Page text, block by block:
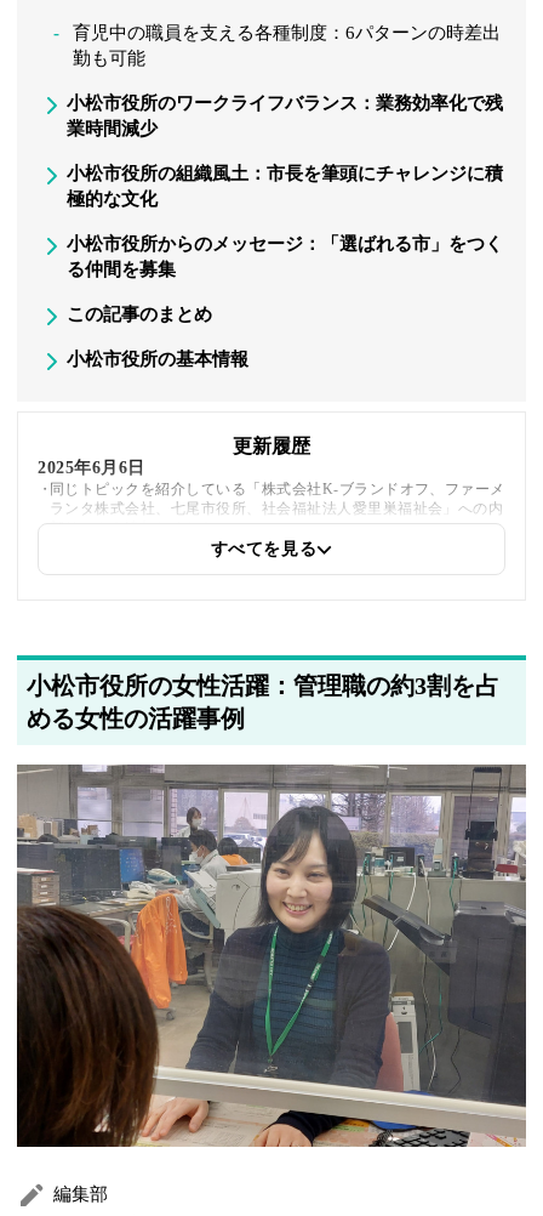
育児中の職員を支える各種制度：6パターンの時差出
勤も可能
小松市役所のワークライフバランス：業務効率化で残
業時間減少
小松市役所の組織風土：市長を筆頭にチャレンジに積
極的な文化
小松市役所からのメッセージ：「選ばれる市」をつく
る仲間を募集
この記事のまとめ
小松市役所の基本情報
更新履歴
2025年6月6日
同じトピックを紹介している「株式会社K-ブランドオフ、ファーメ
ランタ株式会社、七尾市役所、社会福祉法人愛里巣福祉会」への内
部リンクを追加しました
すべてを見る
小松市役所の女性活躍：管理職の約3割を占
める女性の活躍事例
編集部